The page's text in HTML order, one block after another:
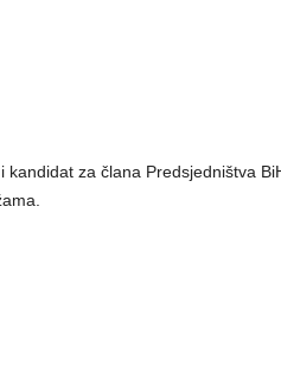
kandidat za člana Predsjedništva